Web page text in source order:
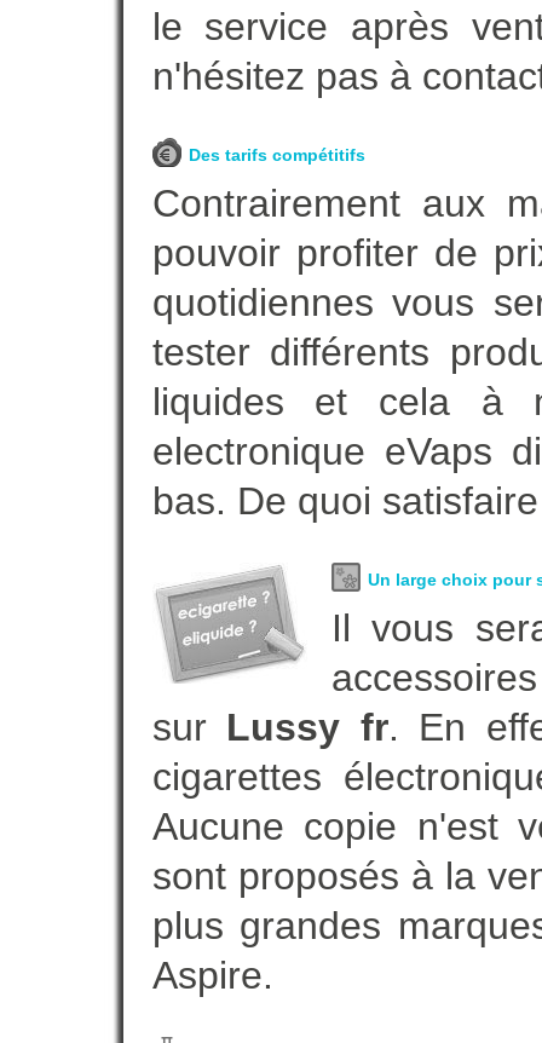
le service après
n'hésitez pas à
Des tarifs compétitifs
Contrairement aux
pouvoir profiter de
quotidiennes vous
tester différents
liquides et cela à
electronique eVaps
bas. De quoi
Un large choix pour
Il vous
sur Lussy fr. En
cigarettes
Aucune copie n'est
sont proposés à la
plus grandes
Aspire.